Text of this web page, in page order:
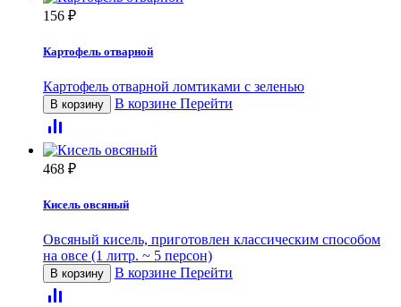
156 ₽
Картофель отварной
Картофель отварной ломтиками с зеленью
В корзину В корзине Перейти
468 ₽
Кисель овсяный
Овсяный кисель, приготовлен классическим способом
на овсе (1 литр. ~ 5 персон)
В корзину В корзине Перейти